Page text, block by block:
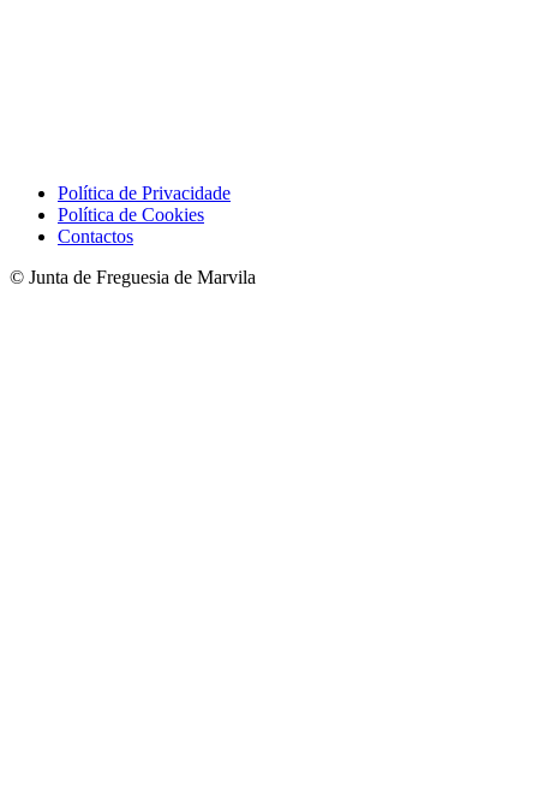
Política de Privacidade
Política de Cookies
Contactos
© Junta de Freguesia de Marvila